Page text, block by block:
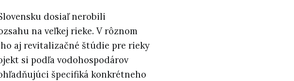
dosiaľ nerobili
na veľkej rieke. V rôznom
aj revitalizačné štúdie pre rieky
si podľa vodohospodárov
špecifiká konkrétneho